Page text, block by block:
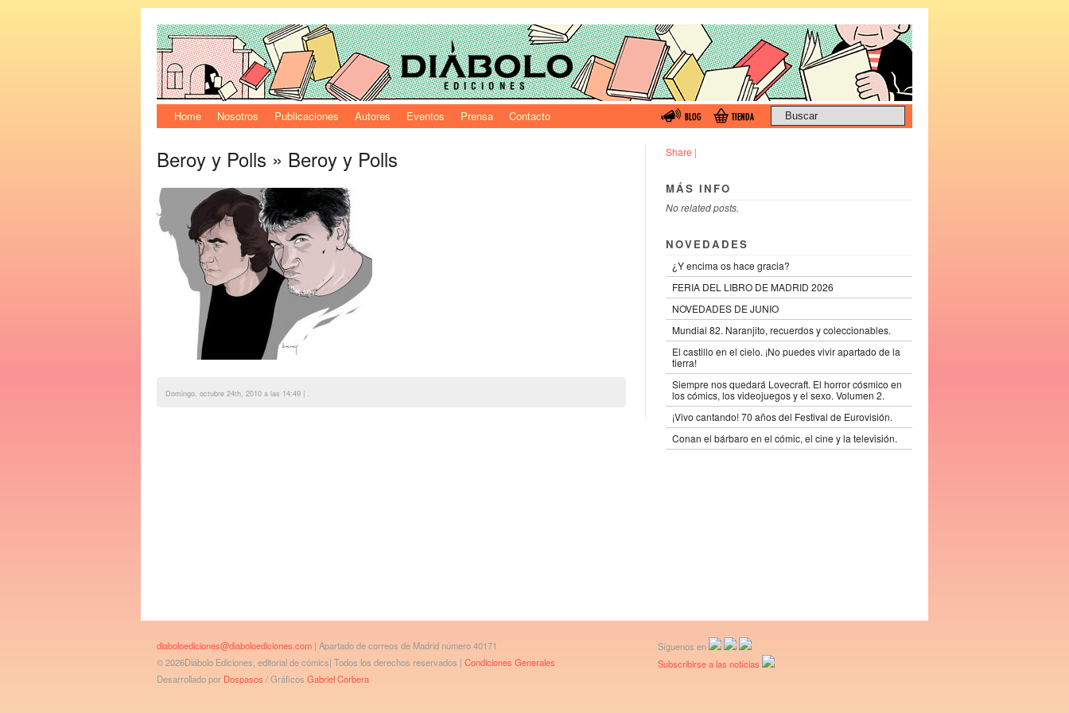
Home Nosotros Publicaciones Autores Eventos Prensa Contacto
Beroy y Polls » Beroy y Polls
Domingo, octubre 24th, 2010 a las 14:49 | .
Share |
MÁS INFO
No related posts.
NOVEDADES
¿Y encima os hace gracia?
FERIA DEL LIBRO DE MADRID 2026
NOVEDADES DE JUNIO
Mundial 82. Naranjito, recuerdos y coleccionables.
El castillo en el cielo. ¡No puedes vivir apartado de la
tierra!
Siempre nos quedará Lovecraft. El horror cósmico en
los cómics, los videojuegos y el sexo. Volumen 2.
¡Vivo cantando! 70 años del Festival de Eurovisión.
Conan el bárbaro en el cómic, el cine y la televisión.
diaboloediciones@diaboloediciones.com | Apartado de correos de Madrid número 40171
© 2026Diábolo Ediciones, editorial de cómics| Todos los derechos reservados | Condiciones Generales
Desarrollado por Dospasos / Gráficos Gabriel Corbera
Síguenos en
Subscribirse a las notícias